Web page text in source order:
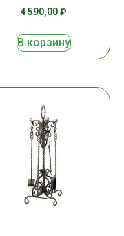
4 590,00₽
В корзину